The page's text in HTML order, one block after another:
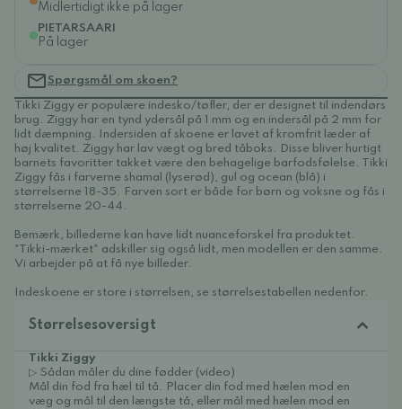
Midlertidigt ikke på lager
PIETARSAARI
På lager
Spørgsmål om skoen?
Tikki Ziggy er populære indesko/tøfler, der er designet til indendørs
brug. Ziggy har en tynd ydersål på 1 mm og en indersål på 2 mm for
lidt dæmpning. Indersiden af skoene er lavet af kromfrit læder af
høj kvalitet. Ziggy har lav vægt og bred tåboks. Disse bliver hurtigt
barnets favoritter takket være den behagelige barfodsfølelse. Tikki
Ziggy fås i farverne shamal (lyserød), gul og ocean (blå) i
størrelserne 18-35. Farven sort er både for børn og voksne og fås i
størrelserne 20-44.
Bemærk, billederne kan have lidt nuanceforskel fra produktet.
"Tikki-mærket" adskiller sig også lidt, men modellen er den samme.
Vi arbejder på at få nye billeder.
Indeskoene er store i størrelsen, se størrelsestabellen nedenfor.
Størrelsesoversigt
Tikki Ziggy
▷ Sådan måler du dine fødder (video)
Mål din fod fra hæl til tå. Placer din fod med hælen mod en
væg og mål til den længste tå, eller mål med hælen mod en